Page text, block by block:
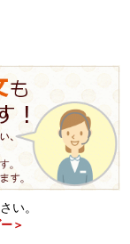
い。
＞